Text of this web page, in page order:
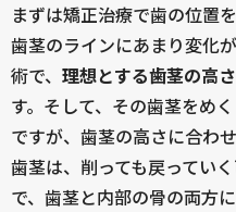
まずは矯正治療で歯の位置
歯茎のラインにあまり変化
術で、 理想とする歯茎の高
す。そして、その歯茎をめ
ですが、歯茎の高さに合わせ
歯茎は、削っても戻ってい
で、歯茎と内部の骨の両方